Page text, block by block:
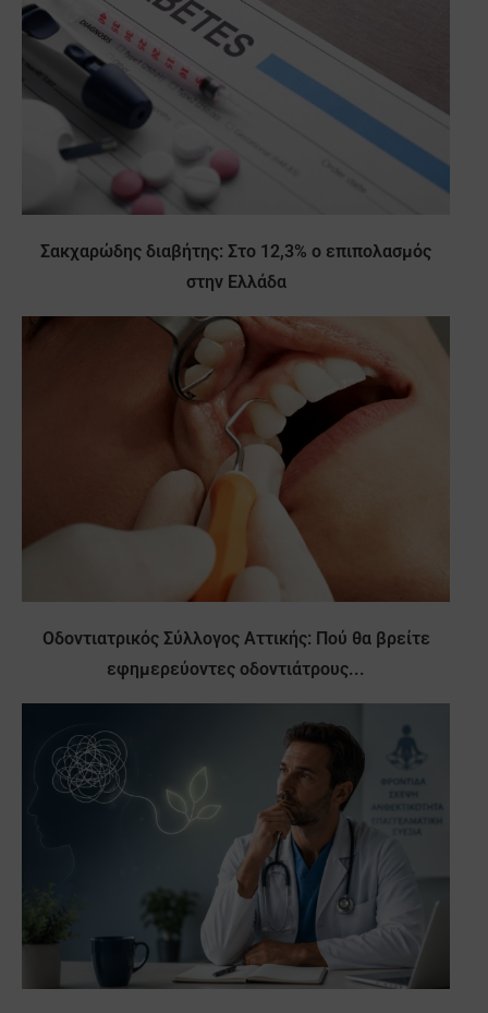
Σακχαρώδης διαβήτης: Στο 12,3% ο επιπολασμός
στην Ελλάδα
Οδοντιατρικός Σύλλογος Αττικής: Πού θα βρείτε
εφημερεύοντες οδοντιάτρους...